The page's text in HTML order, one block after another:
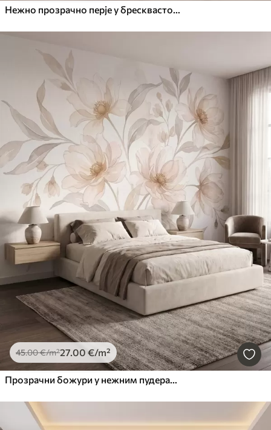
Нежно прозрачно перје у бресквасто-ружичастој измаглици са сјајем
45.00€/m²27.00 €/m²
Прозрачни божури у нежним пудерасто-беж тоновима